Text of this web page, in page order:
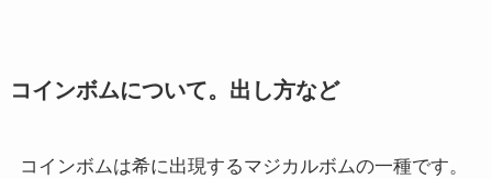
コインボムについて。出し方など
コインボムは希に出現するマジカルボムの一種です。